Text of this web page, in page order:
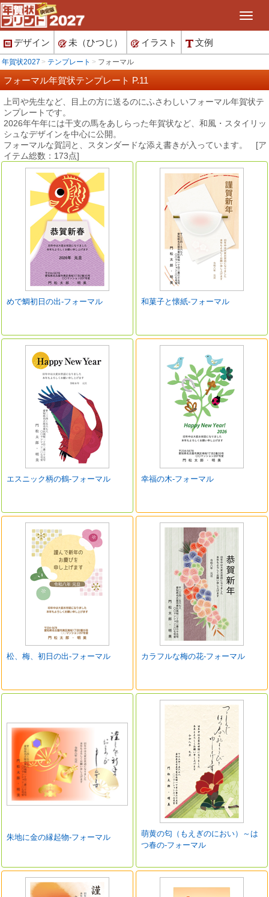
デザイン 未（ひつじ） イラスト 文例
年賀状2027 テンプレート フォーマル
フォーマル年賀状テンプレート P.11
上司や先生など、目上の方に送るのにふさわしいフォーマル年賀状テ
ンプレートです。
2026年午年には干支の馬をあしらった年賀状など、和風・スタイリッ
シュなデザインを中心に公開。
フォーマルな賀詞と、スタンダードな添え書きが入っています。 [ア
イテム総数：173点]
めで鯛初日の出-フォーマル 和菓子と懐紙-フォーマル
エスニック柄の鶴-フォーマル 幸福の木-フォーマル
松、梅、初日の出-フォーマル カラフルな梅の花-フォーマル
朱地に金の縁起物-フォーマル
萌黄の匂（もえぎのにおい）～は
つ春の-フォーマル